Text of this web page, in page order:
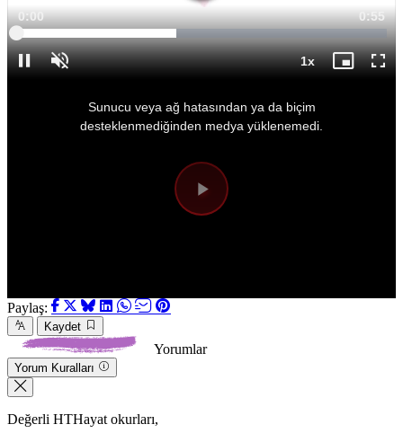
DuraklatSesi
Süre
0:01 Toplam
Süre
0:55
Yüklendi:
43.24%
1xOynatma
Mini
Tam
Videoyu
Sunucu veya ağ hatasından ya da biçim
desteklenmediğinden medya yüklenemedi.
Paylaş:
Kaydet
Yorumlar
Yorum Kuralları
Değerli HTHayat okurları,